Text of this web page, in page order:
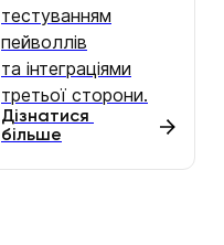
тестуванням
пейволлів
та інтеграціями
третьої сторони.
Дізнатися
більше